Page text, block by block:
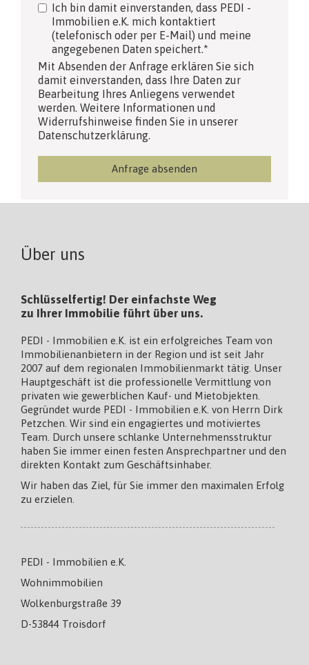
Ich bin damit einverstanden, dass PEDI -
Immobilien e.K. mich kontaktiert
(telefonisch oder per E-Mail) und meine
angegebenen Daten speichert.*
Mit Absenden der Anfrage erklären Sie sich
damit einverstanden, dass Ihre Daten zur
Bearbeitung Ihres Anliegens verwendet
werden. Weitere Informationen und
Widerrufshinweise finden Sie in unserer
Datenschutzerklärung.
Über uns
Schlüsselfertig! Der einfachste Weg
zu Ihrer Immobilie führt über uns.
PEDI - Immobilien e.K. ist ein erfolgreiches Team von
Immobilienanbietern in der Region und ist seit Jahr
2007 auf dem regionalen Immobilienmarkt tätig. Unser
Hauptgeschäft ist die professionelle Vermittlung von
privaten wie gewerblichen Kauf- und Mietobjekten.
Gegründet wurde PEDI - Immobilien e.K. von Herrn Dirk
Petzchen. Wir sind ein engagiertes und motiviertes
Team. Durch unsere schlanke Unternehmensstruktur
haben Sie immer einen festen Ansprechpartner und den
direkten Kontakt zum Geschäftsinhaber.
Wir haben das Ziel, für Sie immer den maximalen Erfolg
zu erzielen.
PEDI - Immobilien e.K.
Wohnimmobilien
Wolkenburgstraße 39
D-53844 Troisdorf